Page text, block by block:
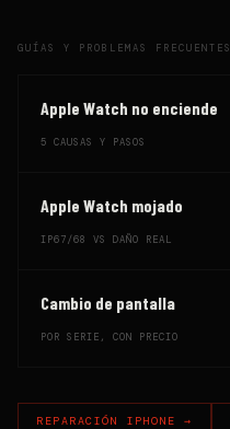
GUÍAS Y PROBLEMAS FRECUENTES
Apple Watch no enciende
5 CAUSAS Y PASOS
Apple Watch mojado
IP67/68 VS DAÑO REAL
Cambio de pantalla
POR SERIE, CON PRECIO
REPARACIÓN IPHONE →